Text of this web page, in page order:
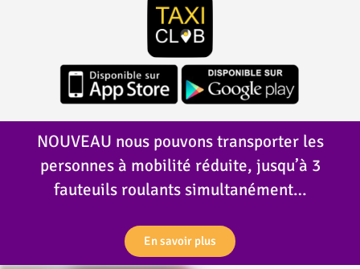
NOUVEAU nous pouvons transporter les
personnes à mobilité réduite, jusqu’à 3
fauteuils roulants simultanément…
En savoir plus